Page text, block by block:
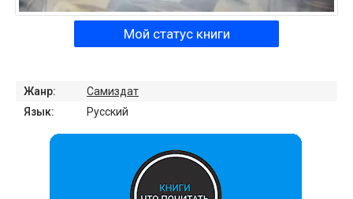
Мой статус книги
Жанр:
Самиздат
Язык:
Русский